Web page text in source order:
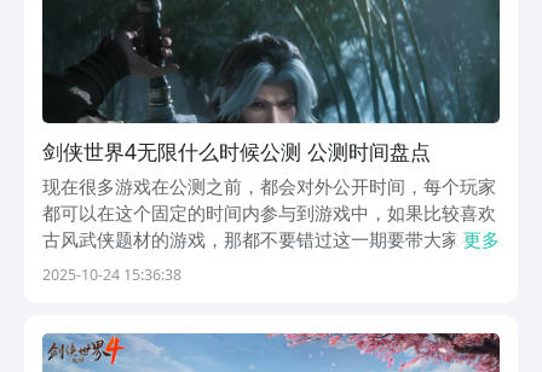
剑侠世界4无限什么时候公测 公测时间盘点
现在很多游戏在公测之前，都会对外公开时间，每个玩家
都可以在这个固定的时间内参与到游戏中，如果比较喜欢
古风武侠题材的游戏，那都不要错过这一期要带大家看
的，剑侠世界4无限什么时候公测，每个玩家都可以借助
险...
更多
2025-10-24 15:36:38